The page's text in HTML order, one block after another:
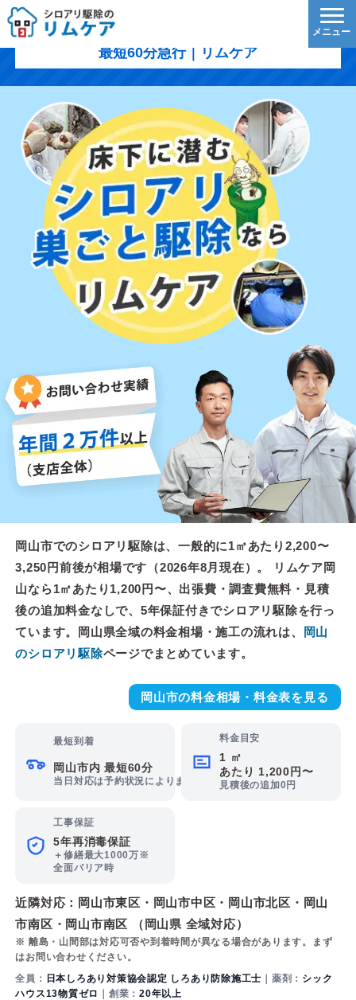
岡山市のシロアリ駆除｜1,200円/㎡〜・5年保証・
最短60分急行｜リムケア
岡山市でのシロアリ駆除は、一般的に1㎡あたり2,200〜
3,250円前後が相場です（2026年8月現在）。 リムケア岡
山なら1㎡あたり1,200円〜、出張費・調査費無料・見積
後の追加料金なしで、5年保証付きでシロアリ駆除を行っ
ています。岡山県全域の料金相場・施工の流れは、
岡山
のシロアリ駆除ページでまとめています。
岡山市の料金相場・料金表を見る
最短到着
岡山市内 最短60分
当日対応は予約状況によります
料金目安
1 ㎡
あたり 1,200円〜
見積後の追加0円
工事保証
5年再消毒保証
＋修繕最大1000万※
全面バリア時
近隣対応： 岡山市東区 ・ 岡山市中区 ・ 岡山市北区 ・ 岡山
市南区 ・ 岡山市南区 （岡山県 全域対応）
※ 離島・山間部は対応可否や到着時間が異なる場合があります。まず
はお問い合わせください。
全員： 日本しろあり対策協会認定 しろあり防除施工士 ｜薬剤： シック
ハウス13物質ゼロ ｜創業：20年以上